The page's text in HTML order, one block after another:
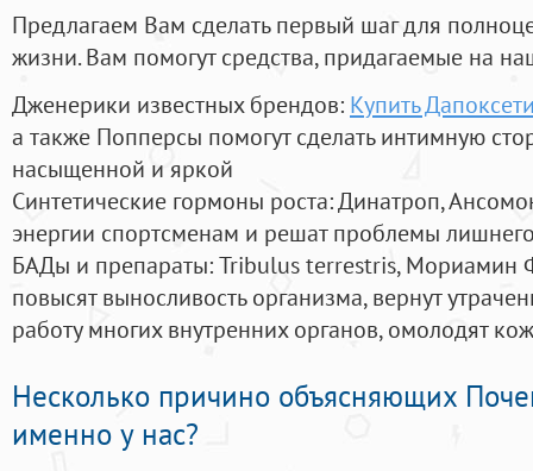
Предлагаем Вам сделать первый шаг для
жизни. Вам помогут средства, придагаемые на
Дженерики известных брендов: Купить
а также Попперсы помогут сделать интимную
насыщенной и яркой
Синтетические гормоны роста: Динатроп,
энергии спортсменам и решат проблемы
БАДы и препараты:Tribulus terrestris, Мориамин
повысят выносливость организма, вернут
работу многих внутренних органов, омолодят
Несколько причино объясняющих
именно у нас?